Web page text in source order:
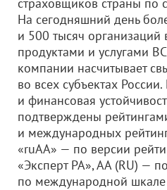
На сегодняшний день
и 500 тысяч организаций
продуктами и услугами
компании насчитывает
во всех субъектах
и финансовая
подтверждены
и международных
«ruAA» — по версии
«Эксперт РА», АА (RU) —
по международной